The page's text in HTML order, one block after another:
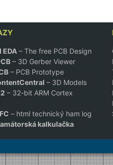
EDA – The free PCB Design
– 3D Gerber Viewer
– PCB Prototype
– 3D Models
– 32-bit ARM Cortex
– html technický ham log
kalkulačka